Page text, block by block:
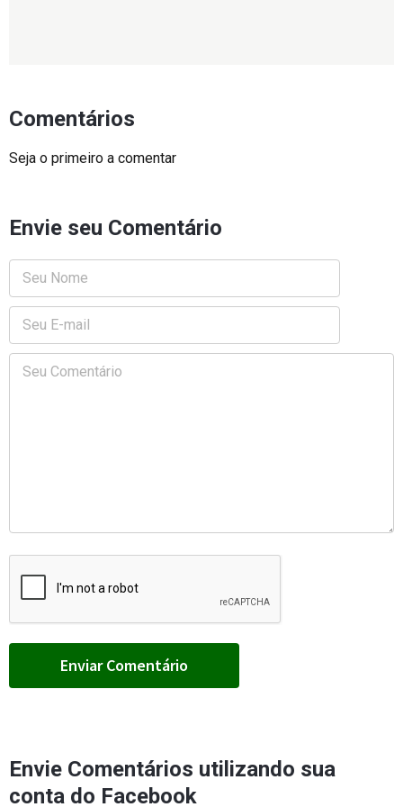
Comentários
Seja o primeiro a comentar
Envie seu Comentário
Envie Comentários utilizando sua
conta do Facebook